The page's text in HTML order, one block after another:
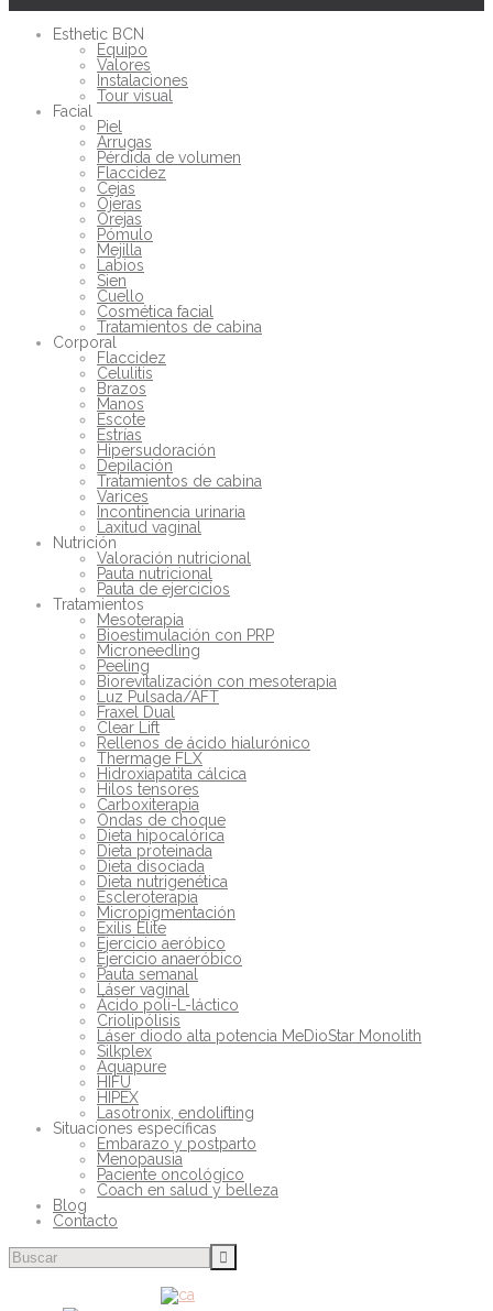
Esthetic BCN
Equipo
Valores
Instalaciones
Tour visual
Facial
Piel
Arrugas
Pérdida de volumen
Flaccidez
Cejas
Ojeras
Orejas
Pómulo
Mejilla
Labios
Sien
Cuello
Cosmética facial
Tratamientos de cabina
Corporal
Flaccidez
Celulitis
Brazos
Manos
Escote
Estrías
Hipersudoración
Depilación
Tratamientos de cabina
Varices
Incontinencia urinaria
Laxitud vaginal
Nutrición
Valoración nutricional
Pauta nutricional
Pauta de ejercicios
Tratamientos
Mesoterapia
Bioestimulación con PRP
Microneedling
Peeling
Biorevitalización con mesoterapia
Luz Pulsada/AFT
Fraxel Dual
Clear Lift
Rellenos de ácido hialurónico
Thermage FLX
Hidroxiapatita cálcica
Hilos tensores
Carboxiterapia
Ondas de choque
Dieta hipocalórica
Dieta proteinada
Dieta disociada
Dieta nutrigenética
Escleroterapia
Micropigmentación
Exilis Elite
Ejercicio aeróbico
Ejercicio anaeróbico
Pauta semanal
Láser vaginal
Ácido poli-L-láctico
Criolipólisis
Láser diodo alta potencia MeDioStar Monolith
Silkplex
Aquapure
HIFU
HIPEX
Lasotronix, endolifting
Situaciones específicas
Embarazo y postparto
Menopausia
Paciente oncológico
Coach en salud y belleza
Blog
Contacto